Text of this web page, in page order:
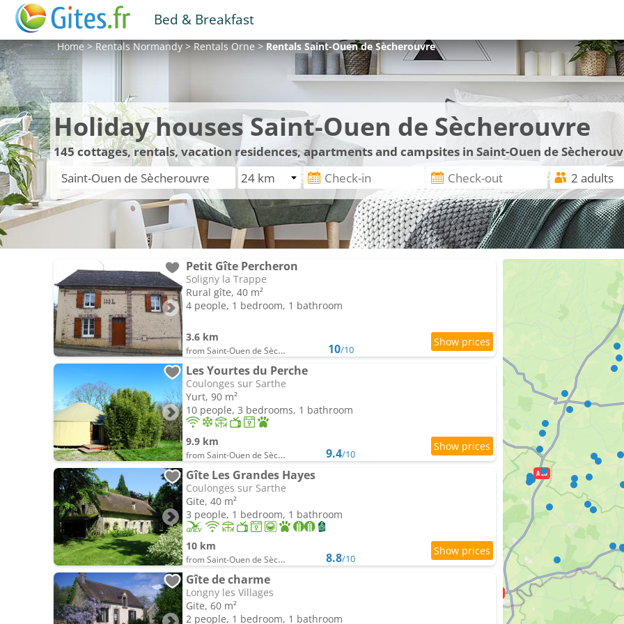
Bed & Breakfast
Home>RentalsNormandy>RentalsOrne>RentalsSaint-Ouen de Sècherouvre
Holiday houses Saint-Ouen de Sècherouvre
145 cottages, rentals, vacation residences, apartments and campsites in Saint-Ouen de
Petit Gîte Percheron
Soligny la Trappe
Rural gîte, 40 m²
4 people, 1 bedroom, 1 bathroom
3.6 km
from Saint-Ouen de Sècherouvre 10/10
Les Yourtes du Perche
Coulonges sur Sarthe
Yurt, 90 m²
10 people, 3 bedrooms, 1 bathroom
9.9 km
from Saint-Ouen de Sècherouvre 9.4/10
Gîte Les Grandes Hayes
Coulonges sur Sarthe
Gite, 40 m²
3 people, 1 bedroom, 1 bathroom
10 km
from Saint-Ouen de Sècherouvre 8.8/10
Gîte de charme
Longny les Villages
Gite, 60 m²
2 people, 1 bedroom, 1 bathroom